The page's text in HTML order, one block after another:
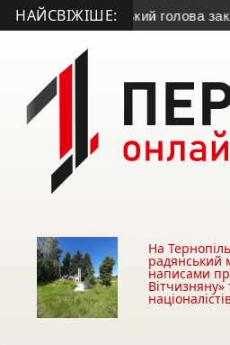
НАЙСВІЖІШЕ:
газу • Міський голова закликав
На
радянський
написами